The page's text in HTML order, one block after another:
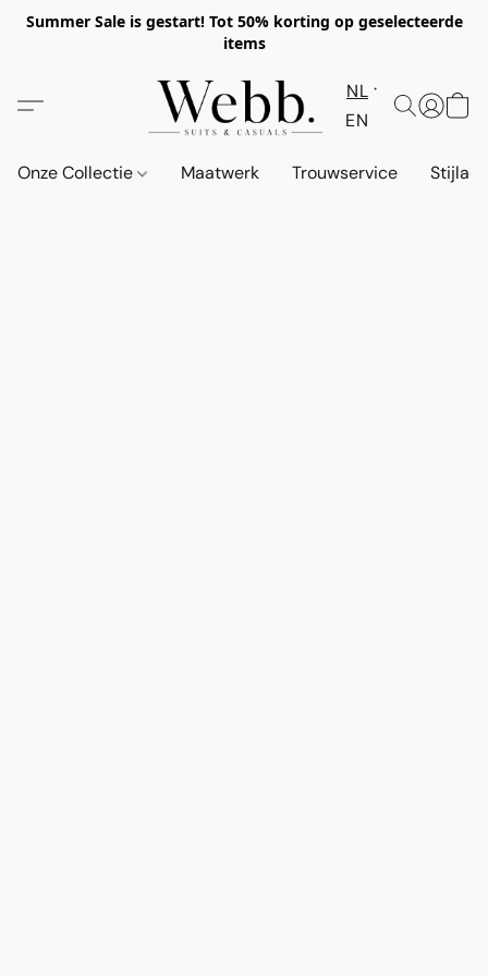
Summer Sale is gestart! Tot 50% korting op geselecteerde
items
NL
EN
Onze Collectie Maatwerk Trouwservice